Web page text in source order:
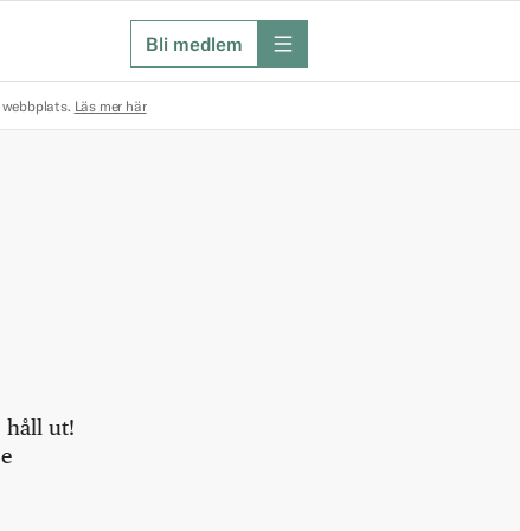
Bli medlem meny
Läs mer här
håll ut!